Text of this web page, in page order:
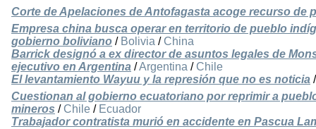
Corte de Apelaciones de Antofagasta acoge recurso de
Empresa china busca operar en territorio de pueblo
gobierno boliviano / Bolivia / China
Barrick designó a ex director de asuntos legales de
ejecutivo en Argentina /Argentina / Chile
El levantamiento Wayuu y la represión que no es noticia
Cuestionan al gobierno ecuatoriano por reprimir a
mineros / Chile / Ecuador
Trabajador contratista murió en accidente en Pascua